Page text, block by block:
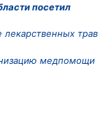
посетил
лекарственных трав
медпомощи